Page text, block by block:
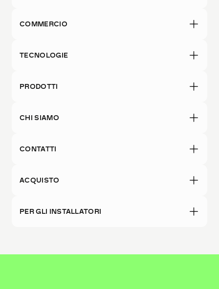
COMMERCIO
TECNOLOGIE
PRODOTTI
CHI SIAMO
CONTATTI
ACQUISTO
PER GLI INSTALLATORI